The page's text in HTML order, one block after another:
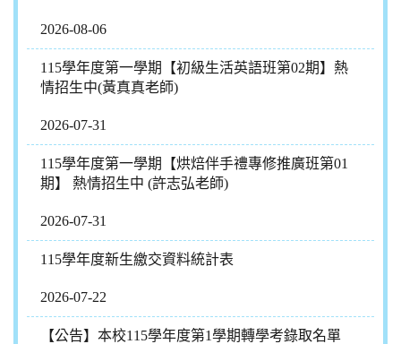
2026-08-06
115學年度第一學期【初級生活英語班第02期】熱
情招生中(黃真真老師)
2026-07-31
115學年度第一學期【烘焙伴手禮專修推廣班第01
期】 熱情招生中 (許志弘老師)
2026-07-31
115學年度新生繳交資料統計表
2026-07-22
【公告】本校115學年度第1學期轉學考錄取名單